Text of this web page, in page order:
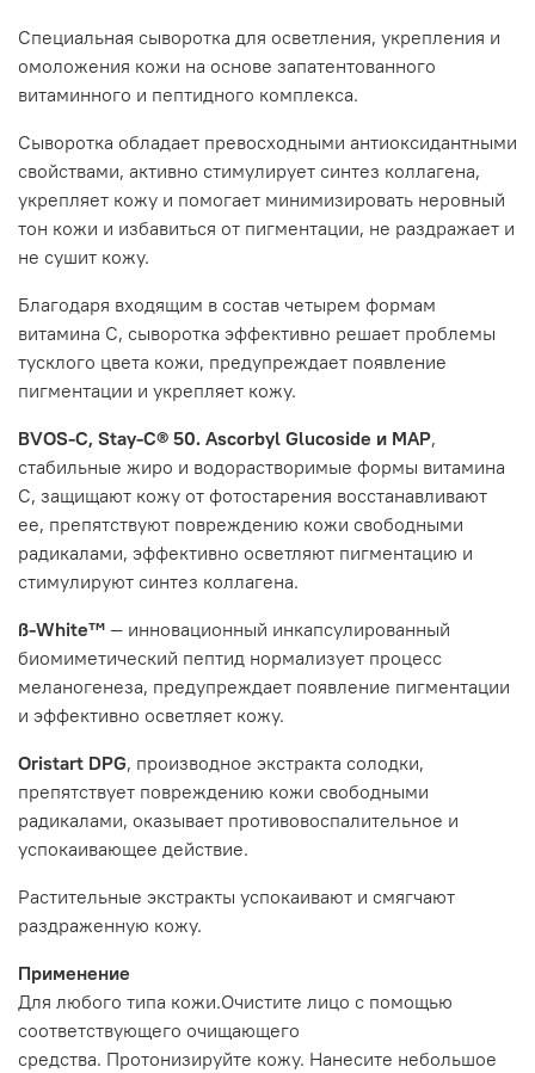
Специальная сыворотка для осветления, укрепления и
омоложения кожи на основе запатентованного
витаминного и пептидного комплекса.
Сыворотка обладает превосходными антиоксидантными
свойствами, активно стимулирует синтез коллагена,
укрепляет кожу и помогает минимизировать неровный
тон кожи и избавиться от пигментации, не раздражает и
не сушит кожу.
Благодаря входящим в состав четырем формам
витамина С, сыворотка эффективно решает проблемы
тусклого цвета кожи, предупреждает появление
пигментации и укрепляет кожу.
BVOS-C, Stay-C® 50. Ascorbyl Glucoside и МАР,
стабильные жиро и водорастворимые формы витамина
С, защищают кожу от фотостарения восстанавливают
ее, препятствуют повреждению кожи свободными
радикалами, эффективно осветляют пигментацию и
стимулируют синтез коллагена.
ß-White™ — инновационный инкапсулированный
биомиметический пептид нормализует процесс
меланогенеза, предупреждает появление пигментации
и эффективно осветляет кожу.
Oristart DPG, производное экстракта солодки,
препятствует повреждению кожи свободными
радикалами, оказывает противовоспалительное и
успокаивающее действие.
Растительные экстракты успокаивают и смягчают
раздраженную кожу.
Применение
Для любого типа кожи.Очистите лицо с помощью
соответствующего очищающего
средства. Протонизируйте кожу. Нанесите небольшое